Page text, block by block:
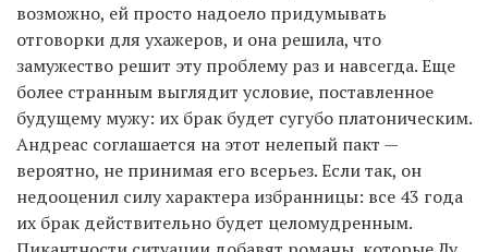
возможно, ей просто надоело придумывать
отговорки для ухажеров, и она решила, что
замужество решит эту проблему раз и навсегда. Еще
более странным выглядит условие, поставленное
будущему мужу: их брак будет сугубо платоническим.
Андреас соглашается на этот нелепый пакт —
вероятно, не принимая его всерьез. Если так, он
недооценил силу характера избранницы: все 43 года
их брак действительно будет целомудренным.